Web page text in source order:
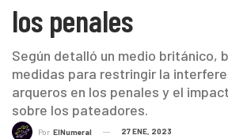
los penales
Según detalló un medio británico,
medidas para restringir la
arqueros en los penales y el
sobre los pateadores.
Por ElNumeral 27 ENE, 2023